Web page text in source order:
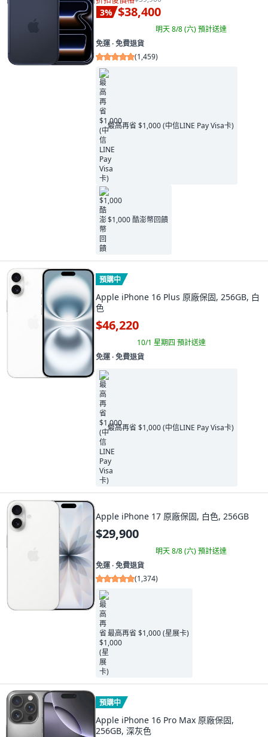
3% $38,400
明天 8/8 (六)預計送達
免運 ∙ 免費退貨
(1,459)
最高再省 $1,000 (中信LINE Pay Visa卡)
$1,000 酷澎幣回饋
預購中
Apple iPhone 16 Plus 原廠保固, 256GB, 白
色
$46,220
10/1 星期四 預計送達
免運 ∙ 免費退貨
最高再省 $1,000 (中信LINE Pay Visa卡)
Apple iPhone 17 原廠保固, 白色, 256GB
$29,900
明天 8/8 (六)預計送達
免運 ∙ 免費退貨
(1,374)
最高再省 $1,000 (星展卡)
預購中
Apple iPhone 16 Pro Max 原廠保固,
256GB, 深灰色